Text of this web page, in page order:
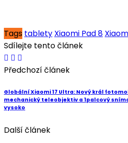
Tags tablety Xiaomi Pad 8
Sdílejte tento článek
Předchozí článek
Globální Xiaomi 17 Ultra: Nový král
mechanický teleobjektiv a 1palcový
vysoko
Další článek